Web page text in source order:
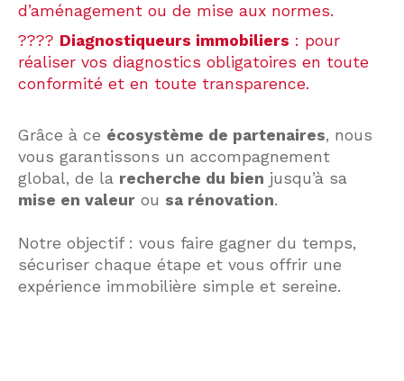
d’aménagement ou de mise aux normes.
???? Diagnostiqueurs immobiliers : pour
réaliser vos diagnostics obligatoires en toute
conformité et en toute transparence.
Grâce à ce écosystème de partenaires, nous
vous garantissons un accompagnement
global, de la recherche du bien jusqu’à sa
mise en valeur ou sa rénovation.
Notre objectif : vous faire gagner du temps,
sécuriser chaque étape et vous offrir une
expérience immobilière simple et sereine.